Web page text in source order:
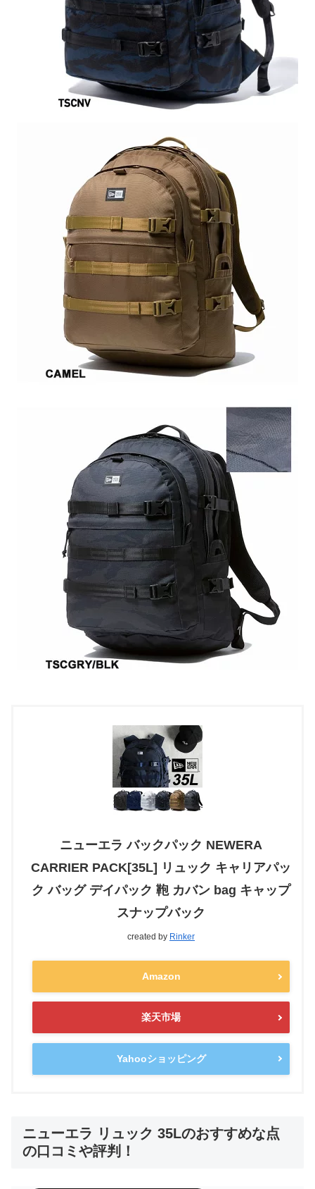
ニューエラ バックパック NEWERA
CARRIER PACK[35L] リュック キャリアパッ
ク バッグ デイパック 鞄 カバン bag キャップ
スナップバック
created by Rinker
Amazon
楽天市場
Yahooショッピング
ニューエラ リュック 35Lのおすすめな点
の口コミや評判！